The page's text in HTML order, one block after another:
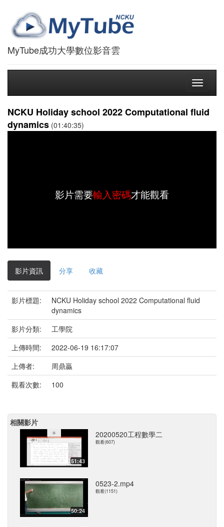
MyTube成功大學數位影音雲
Toggle
NCKU Holiday school 2022 Computational fluid
dynamics (01:40:35)
影片需要輸入密碼才能觀看
影片資訊 分享 收藏
影片標題:
NCKU Holiday school 2022 Computational fluid
dynamics
影片分類:
工學院
上傳時間:
2022-06-19 16:17:07
上傳者:
周鼎贏
觀看次數:
100
相關影片
51:43
20200520工程數學二
觀看(607)
50:24
0523-2.mp4
觀看(1151)